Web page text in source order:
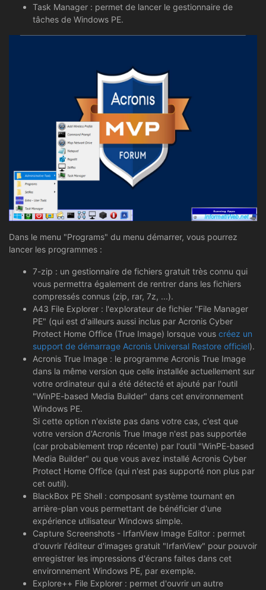
Task Manager : permet de lancer le gestionnaire de
tâches de Windows PE.
Dans le menu "Programs" du menu démarrer, vous pourrez
lancer les programmes :
7-zip : un gestionnaire de fichiers gratuit très connu qui
vous permettra également de rentrer dans les fichiers
compressés connus (zip, rar, 7z, ...).
A43 File Explorer : l'explorateur de fichier "File Manager
PE" (qui est d'ailleurs aussi inclus par Acronis Cyber
Protect Home Office (True Image) lorsque vous créez un
support de démarrage Acronis Universal Restore officiel).
Acronis True Image : le programme Acronis True Image
dans la même version que celle installée actuellement sur
votre ordinateur qui a été détecté et ajouté par l'outil
"WinPE-based Media Builder" dans cet environnement
Windows PE.
Si cette option n'existe pas dans votre cas, c'est que
votre version d'Acronis True Image n'est pas supportée
(car probablement trop récente) par l'outil "WinPE-based
Media Builder" ou que vous avez installé Acronis Cyber
Protect Home Office (qui n'est pas supporté non plus par
cet outil).
BlackBox PE Shell : composant système tournant en
arrière-plan vous permettant de bénéficier d'une
expérience utilisateur Windows simple.
Capture Screenshots - IrfanView Image Editor : permet
d'ouvrir l'éditeur d'images gratuit "IrfanView" pour pouvoir
enregistrer les impressions d'écrans faites dans cet
environnement Windows PE, par exemple.
Explore++ File Explorer : permet d'ouvrir un autre